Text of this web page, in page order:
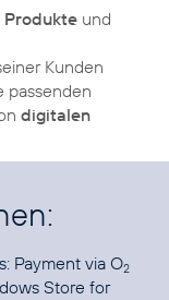
und
Kunden
passenden
digitalen
Payment via O2
Store for